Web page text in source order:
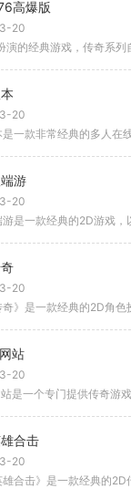
高爆版
20
20
游
20
20
站
20
合击
20